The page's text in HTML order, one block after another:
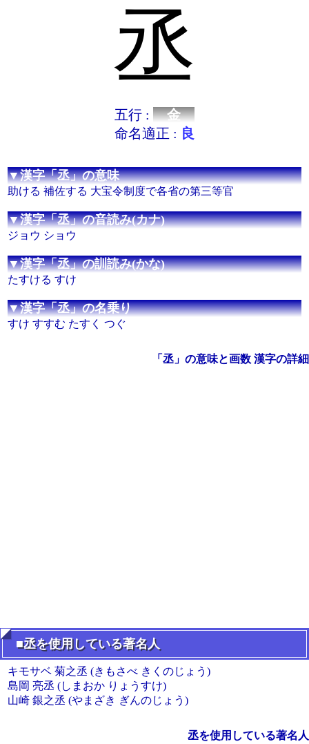
丞
五行 : 金
命名適正 : 良
▼漢字「丞」の意味
助ける 補佐する 大宝令制度で各省の第三等官
▼漢字「丞」の音読み(カナ)
ジョウ ショウ
▼漢字「丞」の訓読み(かな)
たすける すけ
▼漢字「丞」の名乗り
すけ すすむ たすく つぐ
「丞」の意味と画数 漢字の詳細
■丞を使用している著名人
キモサベ 菊之丞 (きもさべ きくのじょう)
島岡 亮丞 (しまおか りょうすけ)
山崎 銀之丞 (やまざき ぎんのじょう)
丞を使用している著名人